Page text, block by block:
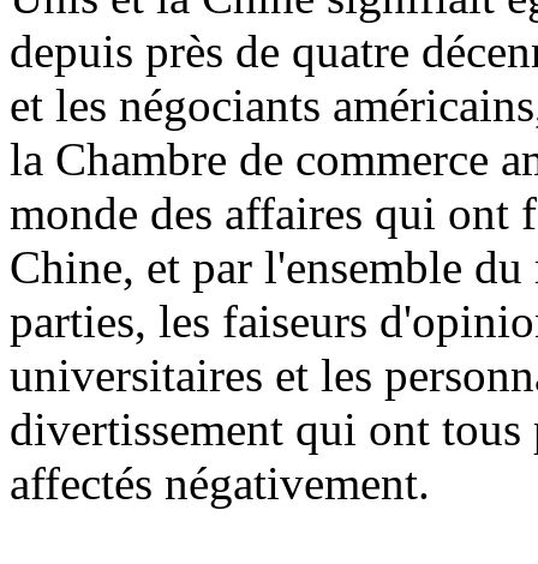
depuis près de quatre
et les négociants
la Chambre de commerce
monde des affaires qui ont
Chine, et par l'ensemble
parties, les faiseurs
universitaires et les
divertissement qui ont
affectés négativement.